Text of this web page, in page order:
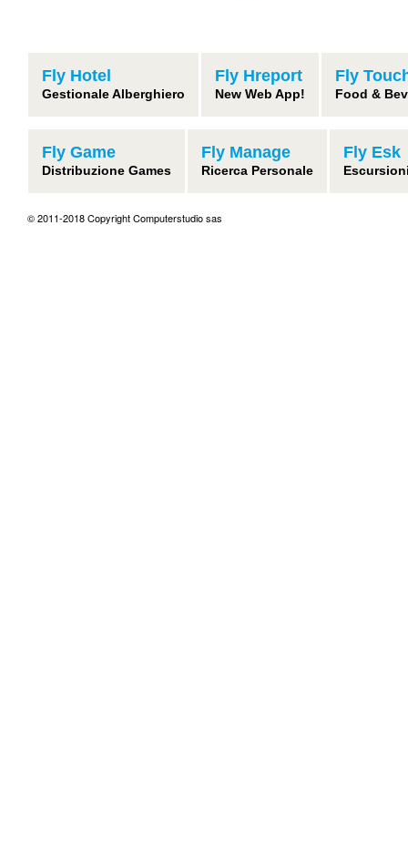
Fly Hotel
Gestionale Alberghiero
Fly Hreport
New Web App!
Fly
Food &
Fly Game
Distribuzione Games
Fly Manage
Ricerca Personale
Fly Esk
© 2011-2018 Copyright Computerstudio sas